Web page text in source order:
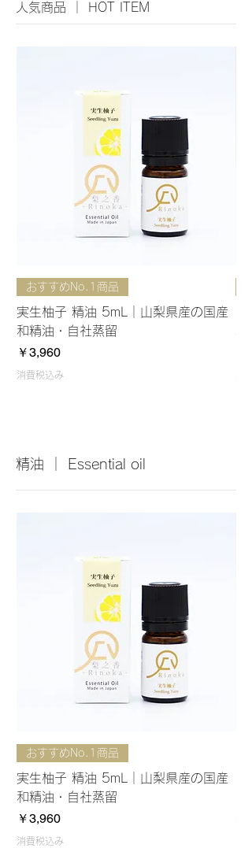
​人気商品 ｜ HOT ITEM
おすすめNo.1商品
実生柚子 精油 5mL｜山梨県産の国産
和精油・自社蒸留
価格
￥3,960
消費税込み
​精油 ｜ Essential oil
おすすめNo.1商品
実生柚子 精油 5mL｜山梨県産の国産
和精油・自社蒸留
価格
￥3,960
消費税込み